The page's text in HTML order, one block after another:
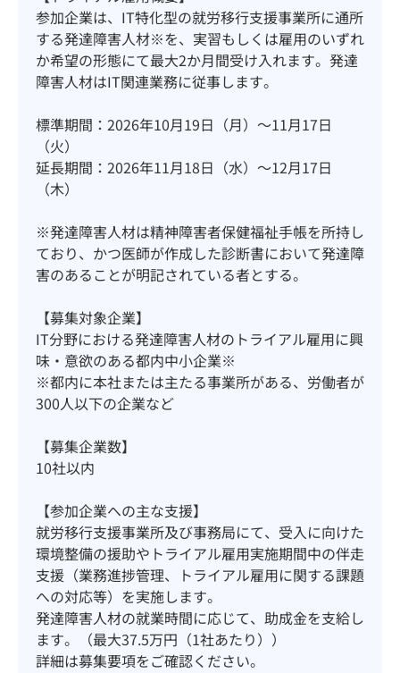
参加企業は、IT特化型の就労移行支援事業所に通所
する発達障害人材※を、実習もしくは雇用のいずれ
か希望の形態にて最大2か月間受け入れます。発達
障害人材はIT関連業務に従事します。
標準期間：2026年10月19日（月）～11月17日
（火）
延長期間：2026年11月18日（水）～12月17日
（木）
※発達障害人材は精神障害者保健福祉手帳を所持し
ており、かつ医師が作成した診断書において発達障
害のあることが明記されている者とする。
【募集対象企業】
IT分野における発達障害人材のトライアル雇用に興
味・意欲のある都内中小企業※
※都内に本社または主たる事業所がある、労働者が
300人以下の企業など
【募集企業数】
10社以内
【参加企業への主な支援】
就労移行支援事業所及び事務局にて、受入に向けた
環境整備の援助やトライアル雇用実施期間中の伴走
支援（業務進捗管理、トライアル雇用に関する課題
への対応等）を実施します。
発達障害人材の就業時間に応じて、助成金を支給し
ます。（最大37.5万円（1社あたり））
詳細は募集要項をご確認ください。